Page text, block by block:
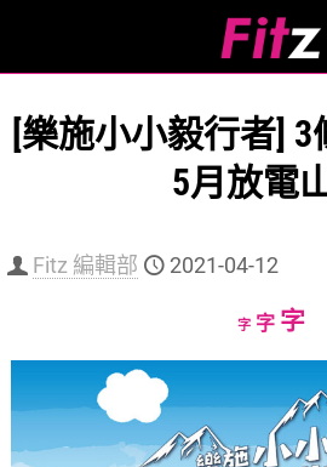
[樂施小小毅行者] 3
5月放電
Fitz 編輯部 2021-04-12
字Decrease
字Reset
字